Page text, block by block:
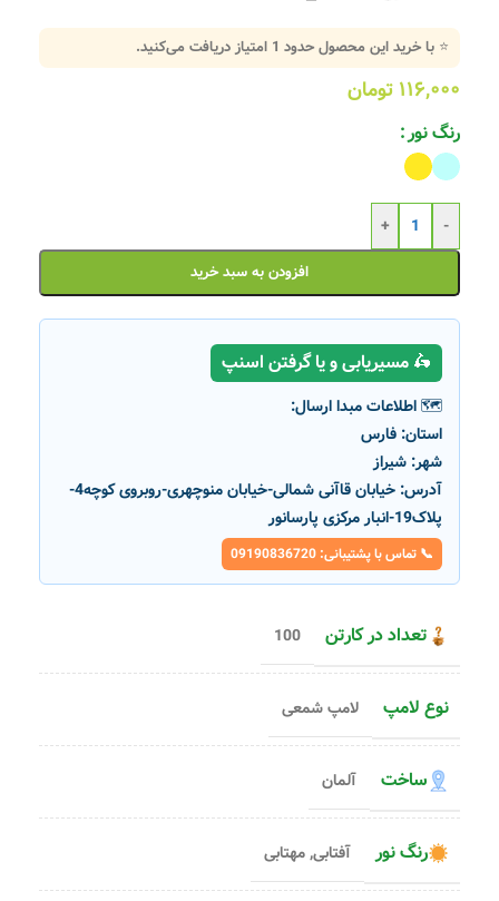
⭐ با خرید این محصول حدود 1 امتیاز دریافت می‌کنید.
۱۱۶,۰۰۰ تومان
رنگ نور
-
+
افزودن به سبد خرید
🛵 مسیریابی و یا گرفتن اسنپ
🗺️ اطلاعات مبدا ارسال:
استان: فارس
شهر: شیراز
آدرس:
خیابان قاآنی شمالی-خیابان منوچهری-روبروی کوچه4-
پلاک19-انبار مرکزی پارسانور
📞 تماس با پشتیبانی: 09190836720
تعداد در کارتن 100
نوع لامپ لامپ شمعی
ساخت آلمان
رنگ نور آفتابی,مهتابی